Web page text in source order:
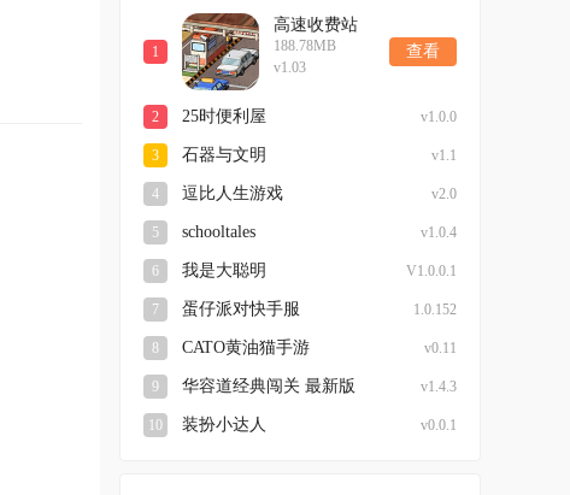
1
高速收费站
188.78MB
v1.03
查看
2 25时便利屋 v1.0.0
3 石器与文明 v1.1
4 逗比人生游戏 v2.0
5 schooltales v1.0.4
6 我是大聪明 V1.0.0.1
7 蛋仔派对快手服 1.0.152
8 CATO黄油猫手游 v0.11
9 华容道经典闯关 最新版 v1.4.3
10 装扮小达人 v0.0.1